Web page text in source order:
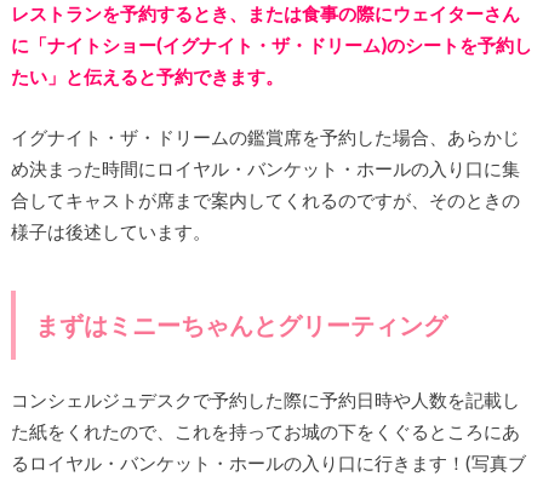
レストランを予約するとき、または食事の際にウェイターさん
に「ナイトショー(イグナイト・ザ・ドリーム)のシートを予約し
たい」と伝えると予約できます。
イグナイト・ザ・ドリームの鑑賞席を予約した場合、あらかじ
め決まった時間にロイヤル・バンケット・ホールの入り口に集
合してキャストが席まで案内してくれるのですが、そのときの
様子は後述しています。
まずはミニーちゃんとグリーティング
コンシェルジュデスクで予約した際に予約日時や人数を記載し
た紙をくれたので、これを持ってお城の下をくぐるところにあ
るロイヤル・バンケット・ホールの入り口に行きます！(写真ブ